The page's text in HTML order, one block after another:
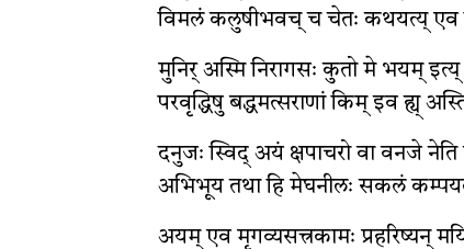
विमलं कलुषीभवच् च चेतः कथयत्य् एव
मुनिर् अस्मि निरागसः कुतो मे भयम्
परवृद्धिषु बद्धमत्सराणां किम् इव ह्य्
दनुजः स्विद् अयं क्षपाचरो वा वनजे
अभिभूय तथा हि मेघनीलः सकलं
अयम् एव मृगव्यसत्त्रकामः प्रहरिष्यन्